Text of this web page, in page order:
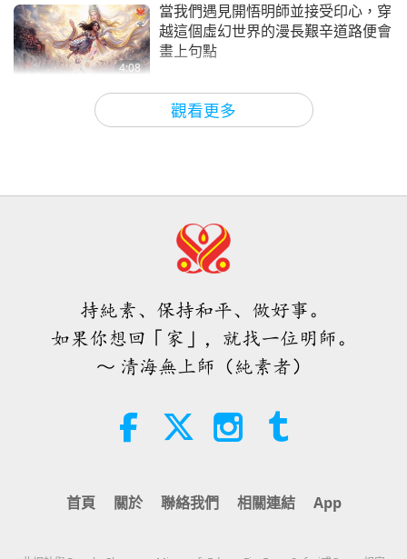
觀看更多
4:08
當我們遇見開悟明師並接受印心，穿
越這個虛幻世界的漫長艱辛道路便會
畫上句點
2026-08-06
35:06
21:43
伊斯蘭的水資源道德觀：摘自《聖
智慧之語 2026-08-06 345
19:47
世界播下種子（二集之一）
師父內邊的和平會談（二集之一）
持純素、保持和平、做好事。
如果你想回「家」，就找一位明師。
～ 清海無上師（純素者）
首頁 關於 聯絡我們 相關連結 App